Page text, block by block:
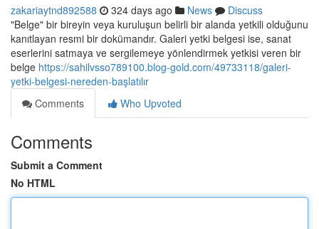
zakariaytnd892588 324 days ago News
Discuss
"Belge" bir bireyin veya kuruluşun belirli bir alanda yetkili olduğunu
kanıtlayan resmi bir dokümandır. Galeri yetki belgesi ise, sanat
eserlerini satmaya ve sergilemeye yönlendirmek yetkisi veren bir
belge https://sahilvsso789100.blog-gold.com/49733118/galeri-
yetki-belgesi-nereden-başlatılır
Comments
Who Upvoted
Comments
Submit a Comment
No HTML